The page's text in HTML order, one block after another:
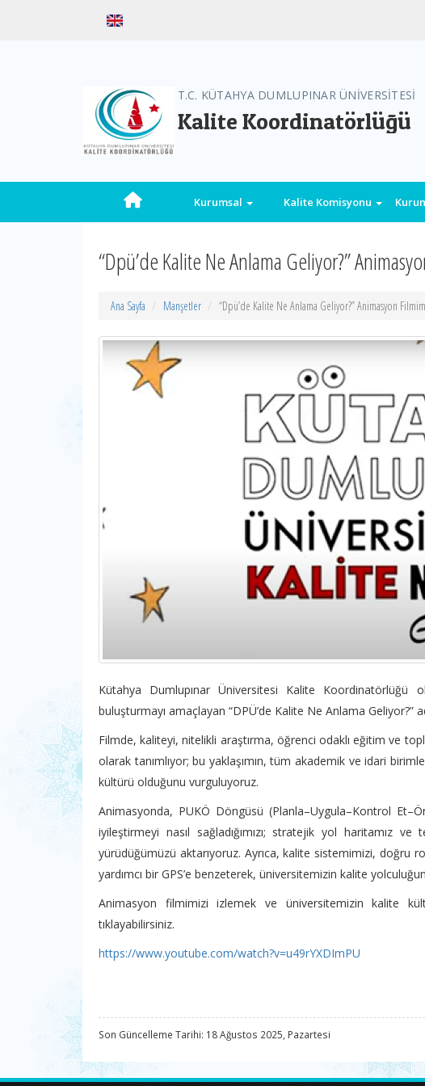
T.C. KÜTAHYA DUMLUPINAR ÜNİVERSİTESİ
Kalite Koordinatörlüğü
Kurumsal Kalite Komisyonu
“Dpü’de Kalite Ne Anlama Geliyor?”
Ana Sayfa Manşetler “Dpü’de Kalite Ne Anlama Geliyor?” Animasyon
Kütahya Dumlupınar Üniversitesi Kalite Koordinatörlüğü
buluşturmayı amaçlayan “DPÜ’de Kalite Ne Anlama Geliyor?”
Filmde, kaliteyi, nitelikli araştırma, öğrenci odaklı eğitim ve
olarak tanımlıyor; bu yaklaşımın, tüm akademik ve idari
kültürü olduğunu vurguluyoruz.
Animasyonda, PUKÖ Döngüsü (Planla–Uygula–Kontrol
iyileştirmeyi nasıl sağladığımızı; stratejik yol haritamız
yürüdüğümüzü aktarıyoruz. Ayrıca, kalite sistemimizi, doğru
yardımcı bir GPS’e benzeterek, üniversitemizin kalite
Animasyon filmimizi izlemek ve üniversitemizin kalite
tıklayabilirsiniz.
https://www.youtube.com/watch?v=u49rYXDImPU
Son Güncelleme Tarihi: 18 Ağustos 2025, Pazartesi